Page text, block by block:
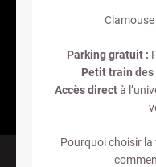
Parking gratuit :
Petit train des
Accès directà
Pourquoi choisir la